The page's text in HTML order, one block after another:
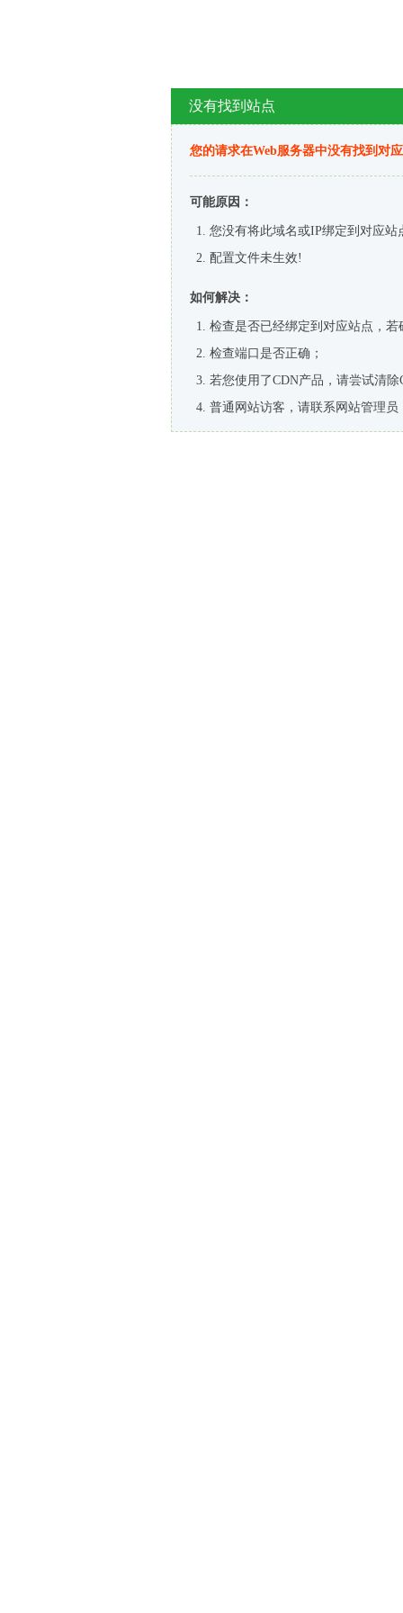
没有找到站点
您的请求在Web服务器中没有找到对
可能原因：
您没有将此域名或IP绑定到对应站
配置文件未生效!
如何解决：
检查是否已经绑定到对应站点，
检查端口是否正确；
若您使用了CDN产品，请尝试清除
普通网站访客，请联系网站管理员